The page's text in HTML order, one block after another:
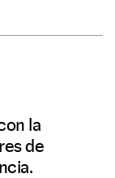
la
de